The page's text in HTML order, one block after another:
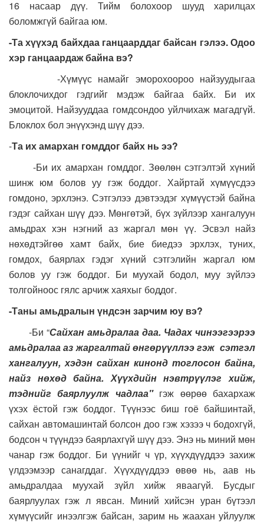
16 насаар дүү. Тийм болохоор шууд харилцах
боломжгүй байгаа юм.
-Та хүүхэд байхдаа ганцаарддаг байсан гэлээ. Одоо
хэр ганцаардаж байна вэ?
-Хүмүүс намайг эморохоороо найзуудыгаа
блоклочихдог гэдгийг мэдэж байгаа байх. Би их
эмоцитой. Найзууддаа гомдсондоо уйлчихаж магадгүй.
Блоклох бол энүүхэнд шүү дээ.
-Та их амархан гомддог байх нь ээ?
-Би их амархан гомддог. Зөөлөн сэтгэлтэй хүний
шинж юм болов уу гэж боддог. Хайртай хүмүүсдээ
гомдоно, эрхлэнэ. Сэтгэлээ дэвтээдэг хүмүүстэй байна
гэдэг сайхан шүү дээ. Мөнгөтэй, бүх зүйлээр хангалуун
амьдрах хэн нэгний аз жаргал мөн үү. Эсвэл найз
нөхөдтэйгөө хамт байх, бие биедээ эрхлэх, туних,
гомдох, баярлах гэдэг хүний сэтгэлийн жаргал юм
болов уу гэж боддог. Би муухай бодол, муу зүйлээ
толгойноос гялс арчиж хаяхыг боддог.
-Таны амьдралын үндсэн зарчим юу вэ?
-Би “Сайхан амьдралаа даа. Чадах чинээгээрээ
амьдралаа аз жаргалтай өнгөрүүллээ гэж сэтгэл
хангалуун, хэдэн сайхан кинонд тоглосон байна,
найз нөхөд байна. Хүүхдийн нэвтрүүлэг хийж,
тэднийг баярлуулж чадлаа" гэж өөрөө бахархаж
үхэх ёстой гэж боддог. Түүнээс биш гоё байшинтай,
сайхан автомашинтай болсон доо гэж хэзээ ч бодохгүй,
бодсон ч түүндээ баярлахгүй шүү дээ. Энэ нь миний мөн
чанар гэж боддог. Би үүнийг ч үр, хүүхдүүддээ захиж
үлдээмээр санагддаг. Хүүхдүүддээ өвөө нь, аав нь
амьдралдаа муухай зүйл хийж яваагүй. Бусдыг
баярлуулах гэж л явсан. Миний хийсэн уран бүтээл
хүмүүсийг инээлгэж байсан, зарим нь жаахан уйлуулж